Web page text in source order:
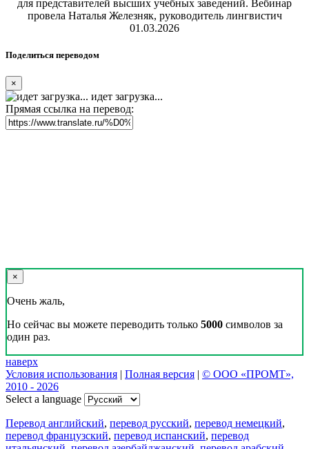
Цифровая эволюция перевода: как вузам бесплатно получить
CAT-систему PROMT Translation Factory
18 февраля 2026 года прошел очередной вебинар,
посвященный Академической программе компании PROMT
для представителей высших учебных заведений. Вебинар
провела Наталья Железняк, руководитель лингвистич
01.03.2026